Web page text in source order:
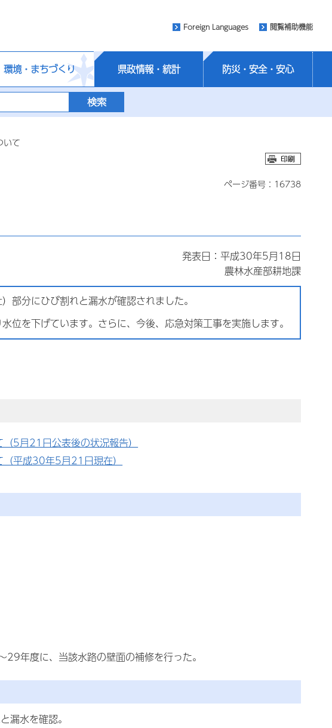
Foreign Languages 閲覧補助機能
環境・まちづくり 県政情報・統計 防災・安全・安心
いて
ページ番号：16738
発表日：平成30年5月18日
農林水産部耕地課
部分にひび割れと漏水が確認されました。
位を下げています。さらに、今後、応急対策工事を実施します。
5月21日公表後の状況報告）
平成30年5月21日現在）
年度に、当該水路の壁面の補修を行った。
漏水を確認。